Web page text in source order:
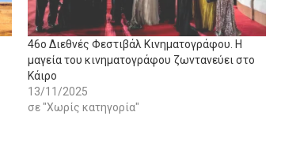
46ο Διεθνές Φεστιβάλ Κινηματογράφου. Η
μαγεία του κινηματογράφου ζωντανεύει στο
Κάιρο
13/11/2025
σε "Χωρίς κατηγορία"